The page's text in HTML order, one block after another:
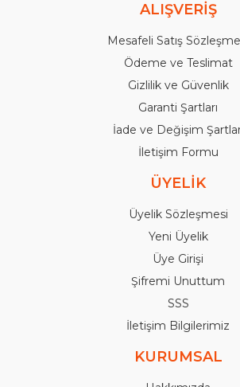
ALIŞVERİŞ
Mesafeli Satış
Ödeme ve Teslimat
Gizlilik ve Güvenlik
Garanti Şartları
İade ve Değişim
İletişim Formu
ÜYELİK
Üyelik Sözleşmesi
Yeni Üyelik
Üye Girişi
Şifremi Unuttum
SSS
İletişim Bilgilerimiz
KURUMSAL